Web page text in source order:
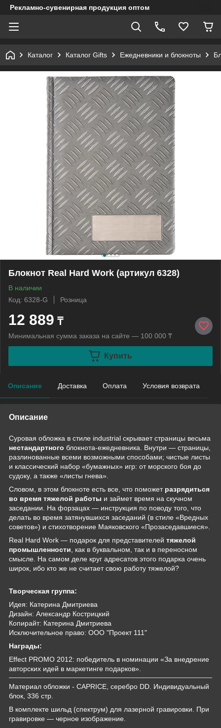
Рекламно-сувенирная продукция оптом
Каталог Каталог Gifts Ежедневники и блокноты
Блокнот Real Hard Work (артикул 6328)
В наличии
Код: 6328-G
Розница
12 889 ₸
Минимальная сумма заказа на сайте — 100 000 ₸
Купить
Описание Доставка Оплата Условия возврата
Описание
Суровая обложка в стиле industrial скрывает страницы весьма
нестандартного блокнота-ежедневника. Внутри — страницы,
разлинованные всеми возможными способами; чистые листы
и классический набор «бумажных» игр: от морского боя до
судоку, а также «листы гнева».
Словом, в этом блокноте есть все, что поможет разрядиться
во время тяжелой работы и займет время на скучном
заседании. На форзацах — инструкция по поводу того, что
делать во время затянувшихся заседаний (в стиле «Вредных
советов») и стихотворение Маяковского «Прозаседавшиеся».
Real Hard Work — подарок для представителей тяжелой
промышленности , как в буквальном, так и в переносном
смысле. На самом деле круг адресатов этого подарка очень
широк, ибо кто же не считает свою работу тяжелой?
Творческая группа:
Идея: Катерина Дмитриева
Дизайн: Александр Кострицкий
Копирайт: Катерина Дмитриева
Исключительное право: ООО "Проект 111"
Награды:
Effect PROMO 2012: победитель в номинации «За внедрение
авторских идей в маркетинге подарков».
Материал обложки - CAPRICE, серебро DD. Индивидуальный
блок, 336 стр.
В комплекте шильд (спектрум) для лазерной гравировки. При
гравировке — черное изображение.